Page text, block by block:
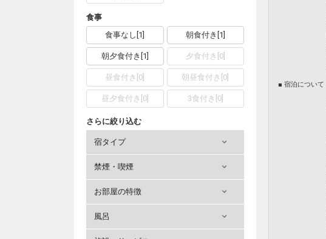
食事
食事なし 1 朝食付き 1
朝夕食付き 1 夕食付き 0]
昼食付き 0 朝昼食付き 0
昼夕食付き 0] 3食付き 0]
さらに絞り込む
宿タイプ
禁煙・喫煙
お部屋の特徴
風呂
■ 宿泊について